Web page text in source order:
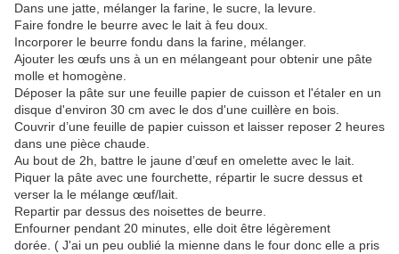
Dans une jatte, mélanger la farine, le sucre, la levure.
Faire fondre le beurre avec le lait à feu doux.
Incorporer le beurre fondu dans la farine, mélanger.
Ajouter les œufs uns à un en mélangeant pour obtenir une pâte
molle et homogène.
Déposer la pâte sur une feuille papier de cuisson et l'étaler en un
disque d'environ 30 cm avec le dos d'une cuillère en bois.
Couvrir d’une feuille de papier cuisson et laisser reposer 2 heures
dans une pièce chaude.
Au bout de 2h, battre le jaune d’œuf en omelette avec le lait.
Piquer la pâte avec une fourchette, répartir le sucre dessus et
verser la le mélange œuf/lait.
Repartir par dessus des noisettes de beurre.
Enfourner pendant 20 minutes, elle doit être légèrement
dorée. ( J'ai un peu oublié la mienne dans le four donc elle a pris